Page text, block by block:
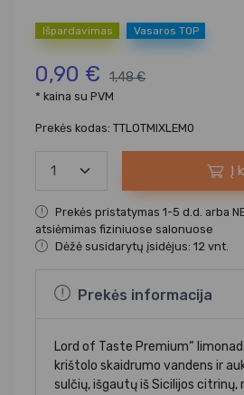
Išpardavimas Vasaros TOP
0,90 € 1,48 €
* kaina su PVM
Prekės kodas: TTLOTMIXLEM0
Į
Prekės pristatymas 1-5 d.d. arba
atsiėmimas fiziniuose salonuose
Dėžė susidarytų įsidėjus: 12 vnt.
Prekės informacija
Lord of Taste Premium“
krištolo skaidrumo vandens ir
sulčių, išgautų iš Sicilijos citrinų,